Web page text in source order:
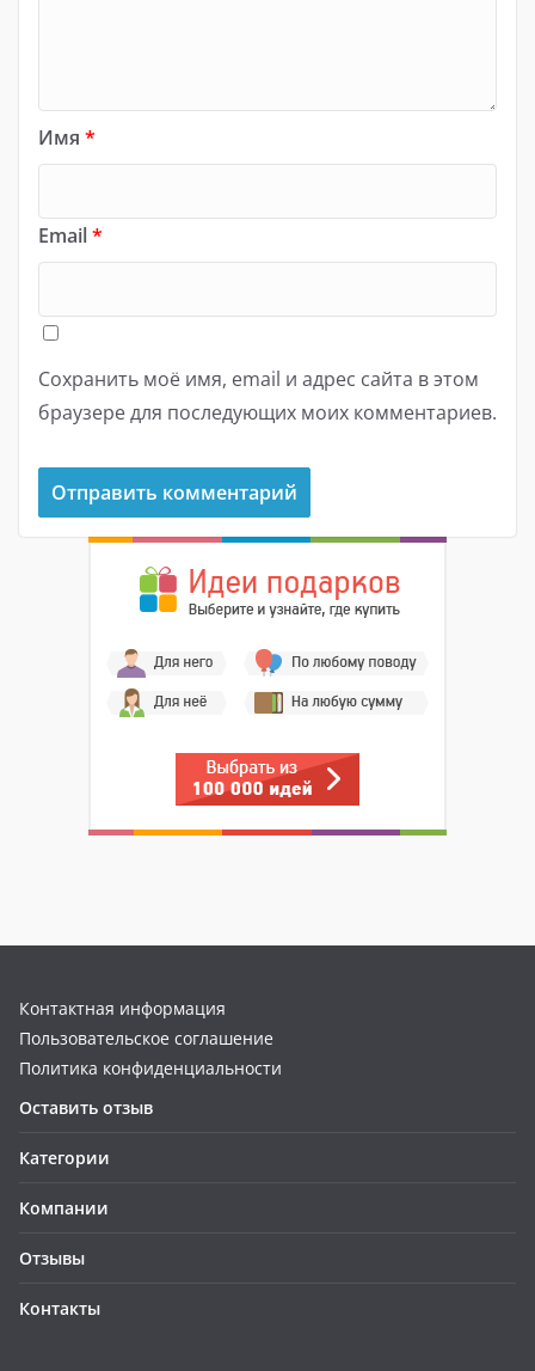
Имя *
Email*
Сохранить моё имя, email и адрес сайта в этом
браузере для последующих моих комментариев.
Контактная информация
Пользовательское соглашение
Политика конфиденциальности
Оставить отзыв
Категории
Компании
Отзывы
Контакты